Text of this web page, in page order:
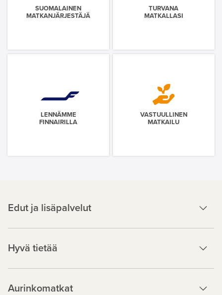
SUOMALAINEN
MATKANJÄRJESTÄJÄ
TURVANA
MATKALLASI
LENNÄMME
FINNAIRILLA
VASTUULLINEN
MATKAILU
Edut ja lisäpalvelut
Hyvä tietää
Aurinkomatkat